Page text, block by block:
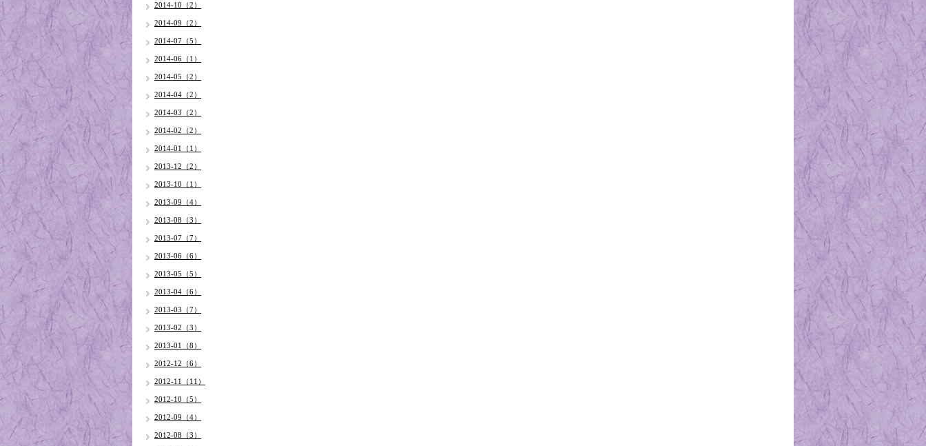
2014-10（2）
2014-09（2）
2014-07（5）
2014-06（1）
2014-05（2）
2014-04（2）
2014-03（2）
2014-02（2）
2014-01（1）
2013-12（2）
2013-10（1）
2013-09（4）
2013-08（3）
2013-07（7）
2013-06（6）
2013-05（5）
2013-04（6）
2013-03（7）
2013-02（3）
2013-01（8）
2012-12（6）
2012-11（11）
2012-10（5）
2012-09（4）
2012-08（3）